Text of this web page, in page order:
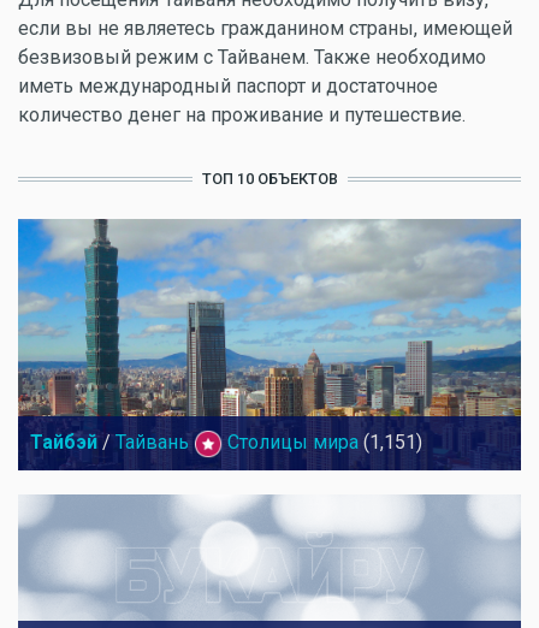
если вы не являетесь гражданином страны, имеющей
безвизовый режим с Тайванем. Также необходимо
иметь международный паспорт и достаточное
количество денег на проживание и путешествие.
ТОП 10 ОБЪЕКТОВ
Тайбэй/Тайвань Столицы мира (1,151)